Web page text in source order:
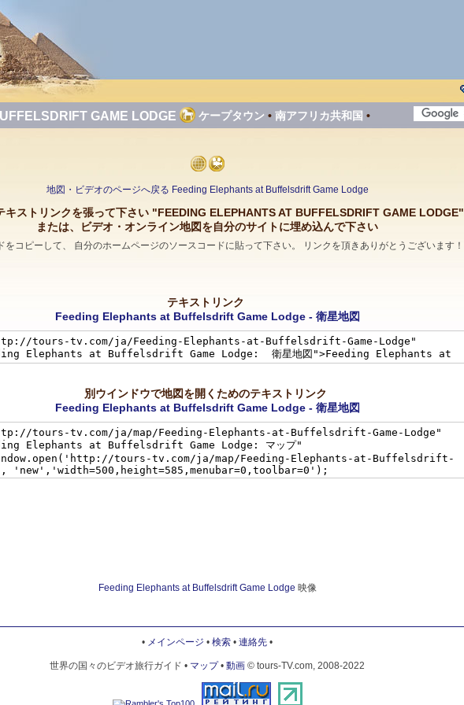
GAME LODGE ケープタウン • 南アフリカ共和国 •
地図・ビデオのページへ戻る Feeding Elephants at Buffelsdrift Game Lodge
キストリンクを張って下さい "FEEDING ELEPHANTS AT BUFFELSDRIFT GAME LODGE"
または、ビデオ・オンライン地図を自分のサイトに埋め込んで下さい
をコピーして、 自分のホームページのソースコードに貼って下さい。 リンクを頂きありがとうございます！
テキストリンク
Feeding Elephants at Buffelsdrift Game Lodge - 衛星地図
別ウインドウで地図を開くためのテキストリンク
Feeding Elephants at Buffelsdrift Game Lodge - 衛星地図
Feeding Elephants at Buffelsdrift Game Lodge 映像
• メインページ • 検索 • 連絡先 •
世界の国々のビデオ旅行ガイド • マップ• 動画 © tours-TV.com, 2008-2022